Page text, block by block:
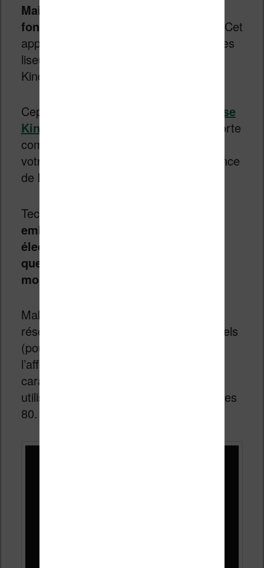
Mais Sol Reader n’a qu’une seule
fonctionnalité : la lecture d’ebooks
. Cet
appareil se pose donc en concurrent des
liseuses de grandes marques comme
Kindle, Vivlio ou Kobo.
Cependant, contrairement à
une liseuse
Kindle
, par exemple, Sol Reader se porte
comme des lunettes et vous coupe de
votre environnement pour une expérience
de lecture en immersion.
Technologiquement,
embarque deux écrans à encre
électronique qui peuvent afficher
quelques lignes de texte (plus ou
moins 20 lignes).
Malheureusement, ces écrans ont une
résolution assez faible de 256 x256 pixels
(pour 3,3 cm de diamètre) ce qui limite
l’affichage à l’usage de polices de
caractères « rétro », comme celles
utilisées dans les ordinateurs des années
80.